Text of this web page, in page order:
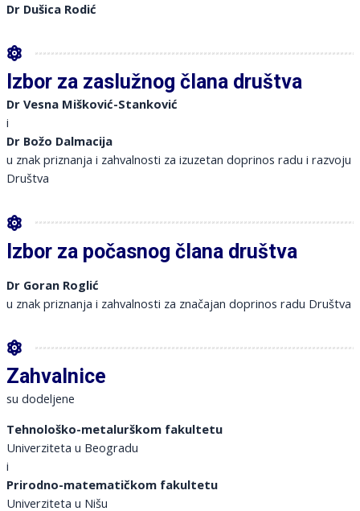
Dr Dušica Rodić
Izbor za zaslužnog člana društva
Dr Vesna Mišković-Stanković
i
Dr Božo Dalmacija
u znak priznanja i zahvalnosti za izuzetan doprinos radu i razvoju
Društva
Izbor za počasnog člana društva
Dr Goran Roglić
u znak priznanja i zahvalnosti za značajan doprinos radu Društva
Zahvalnice
su dodeljene
Tehnološko-metalurškom fakultetu
Univerziteta u Beogradu
i
Prirodno-matematičkom fakultetu
Univerziteta u Nišu